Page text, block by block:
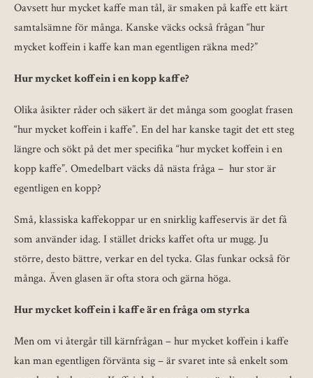
Oavsett hur mycket kaffe man tål, är smaken på kaffe ett kärt
samtalsämne för många. Kanske väcks också frågan “hur
mycket koffein i kaffe kan man egentligen räkna med?”
Hur mycket koffein i en kopp kaffe?
Olika åsikter råder och säkert är det många som googlat frasen
“hur mycket koffein i kaffe”. En del har kanske tagit det ett steg
längre och sökt på det mer specifika “hur mycket koffein i en
kopp kaffe”. Omedelbart väcks då nästa fråga – hur stor är
egentligen en kopp?
Små, klassiska kaffekoppar ur en snirklig kaffeservis är det få
som använder idag. I stället dricks kaffet ofta ur mugg. Ju
större, desto bättre, verkar en del tycka. Glas funkar också för
många. Även glasen är ofta stora och gärna höga.
Hur mycket koffein i kaffe är en fråga om styrka
Men om vi återgår till kärnfrågan – hur mycket koffein i kaffe
kan man egentligen förvänta sig – är svaret inte så enkelt som